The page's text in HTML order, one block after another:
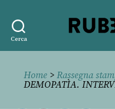
Cerca
Home > Rassegna
DEMOPATÌA.